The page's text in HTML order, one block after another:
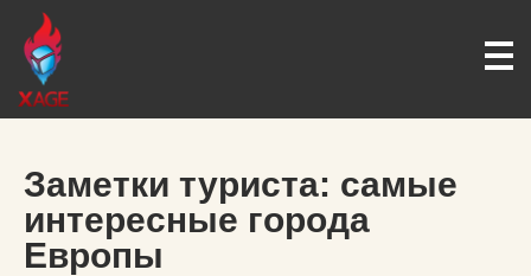
Заметки туриста: самые
интересные города
Европы